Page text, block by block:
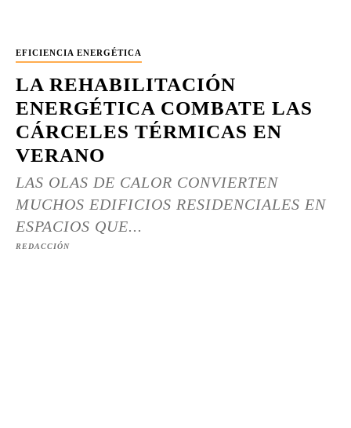
EFICIENCIA ENERGÉTICA
LA REHABILITACIÓN
ENERGÉTICA COMBATE LAS
CÁRCELES TÉRMICAS EN
VERANO
LAS OLAS DE CALOR CONVIERTEN
MUCHOS EDIFICIOS RESIDENCIALES EN
ESPACIOS QUE...
REDACCIÓN